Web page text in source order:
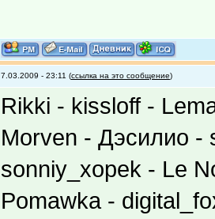
7.03.2009 - 23:11 (ссылка на это сообщение)
Rikki - kissloff -
Morven - Дэсилио -
sonniy_xopek - Le
Pomawka -